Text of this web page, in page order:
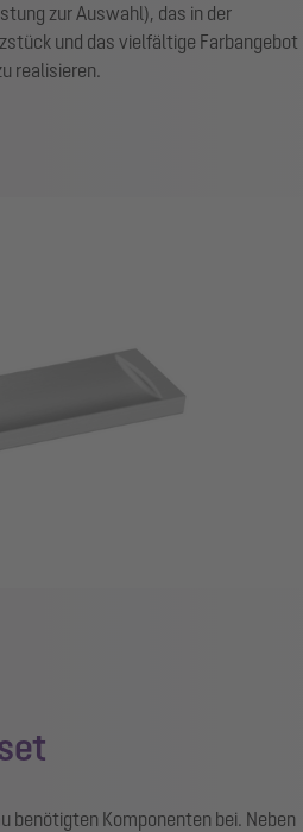
zur Auswahl), das in der
und das vielfältige Farbangebot
realisieren.
benötigten Komponenten bei. Neben